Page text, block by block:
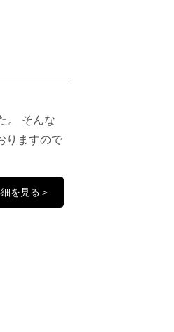
。 そんな
りますので
を見る＞